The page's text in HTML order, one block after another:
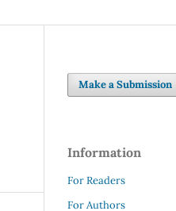
Make a Submission
Information
For Readers
For Authors